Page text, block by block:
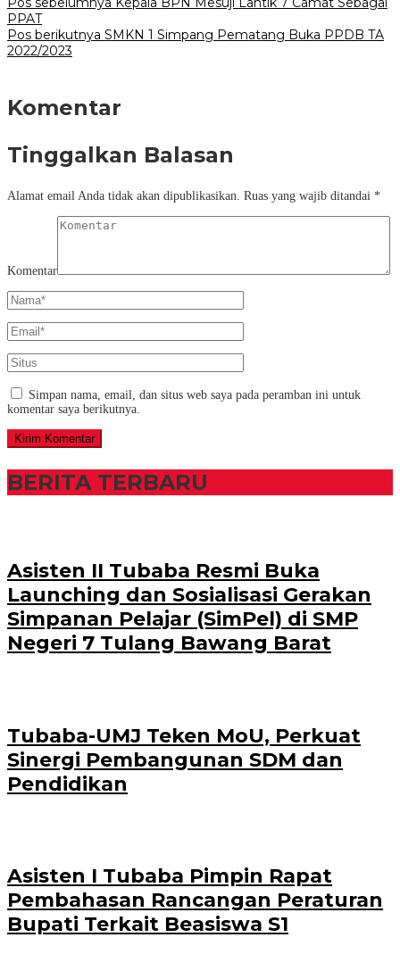
PPAT
Pos berikutnya SMKN 1 Simpang Pematang Buka PPDB TA
2022/2023
Komentar
Tinggalkan Balasan
Alamat email Anda tidak akan dipublikasikan. Ruas yang wajib ditandai *
Komentar
Simpan nama, email, dan situs web saya pada peramban ini untuk
komentar saya berikutnya.
BERITA TERBARU
Asisten II Tubaba Resmi Buka
Launching dan Sosialisasi Gerakan
Simpanan Pelajar (SimPel) di SMP
Negeri 7 Tulang Bawang Barat
Tubaba-UMJ Teken MoU, Perkuat
Sinergi Pembangunan SDM dan
Pendidikan
Asisten I Tubaba Pimpin Rapat
Pembahasan Rancangan Peraturan
Bupati Terkait Beasiswa S1